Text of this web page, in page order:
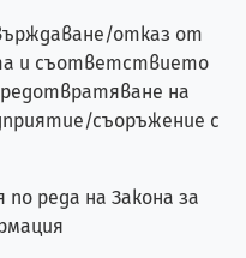
отказ от
и съответствието
на
съоръжение с
реда на Закона за